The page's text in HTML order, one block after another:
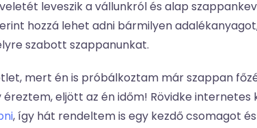
leveszik a vállunkról és alap
hozzá lehet adni bármilyen
szabott szappanunkat.
mert én is próbálkoztam már szappan
eljött az én időm! Rövidke internetes
, így hát rendeltem is egy kezdő csomagot